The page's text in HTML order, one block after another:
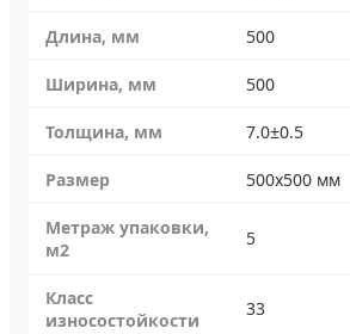
Длина, мм 500
Ширина, мм 500
Толщина, мм 7.0±0.5
Размер 500х500 мм
Метраж упаковки,
м2
5
Класс
износостойкости
33